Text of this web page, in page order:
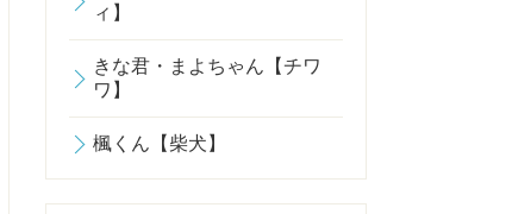
ィ】
きな君・まよちゃん【チワ
ワ】
楓くん【柴犬】